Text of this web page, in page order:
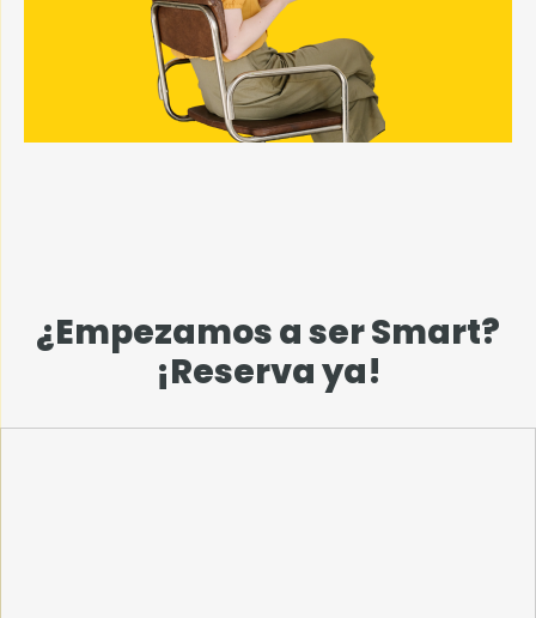
¿Empezamos a ser Smart?
¡Reserva ya!